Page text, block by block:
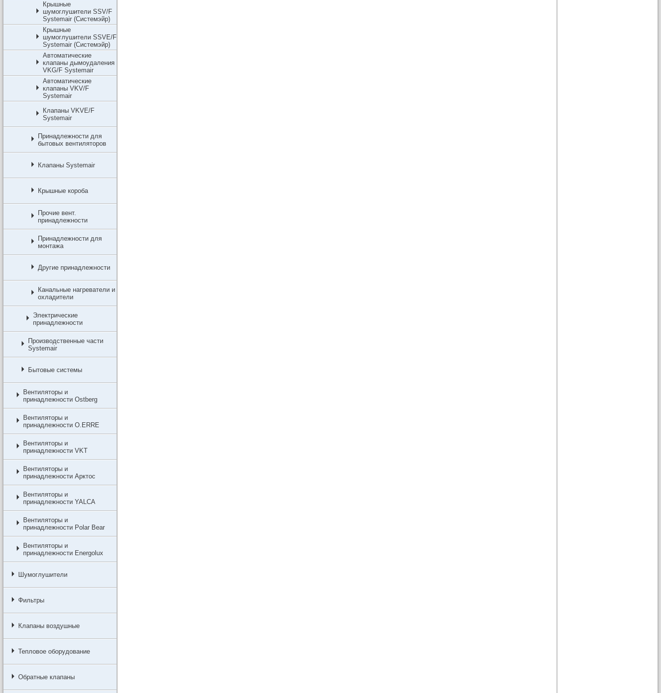
Крышные
шумоглушители SSV/F
Systemair (Системэйр)
Крышные
шумоглушители SSVE/F
Systemair (Системэйр)
Автоматические
клапаны дымоудаления
VKG/F Systemair
Автоматические
клапаны VKV/F
Systemair
Клапаны VKVE/F
Systemair
Принадлежности для
бытовых вентиляторов
Клапаны Systemair
Крышные короба
Прочие вент.
принадлежности
Принадлежности для
монтажа
Другие принадлежности
Канальные нагреватели и
охладители
Электрические
принадлежности
Производственные части
Systemair
Бытовые системы
Вентиляторы и
принадлежности Ostberg
Вентиляторы и
принадлежности O.ERRE
Вентиляторы и
принадлежности VKT
Вентиляторы и
принадлежности Арктос
Вентиляторы и
принадлежности YALCA
Вентиляторы и
принадлежности Polar Bear
Вентиляторы и
принадлежности Energolux
Шумоглушители
Фильтры
Клапаны воздушные
Тепловое оборудование
Обратные клапаны